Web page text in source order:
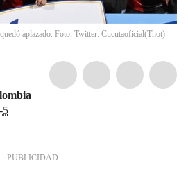
aplazado. Foto: Twitter: Cucutaoficial(Thot)
5